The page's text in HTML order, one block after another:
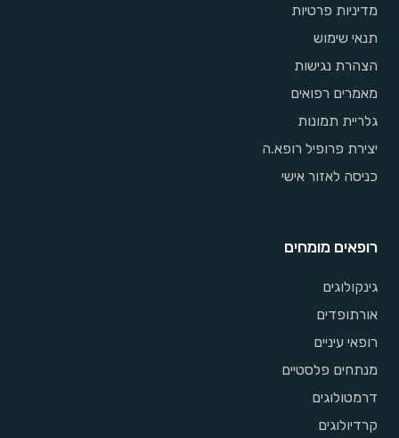
מדיניות פרטיות
תנאי שימוש
הצהרת נגישות
מאמרים רפואים
גלריית תמונות
יצירת פרופיל רופא.ה
כניסה לאזור אישי
רופאים מומחים
גינקולוגים
אורתופדים
רופאי עיניים
מנתחים פלסטיים
דרמטולוגים
קרדיולוגים